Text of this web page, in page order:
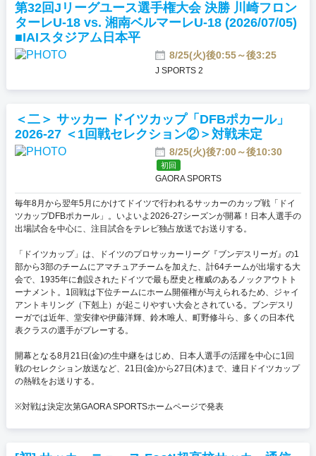
第32回Jリーグユース選手権大会 決勝 川崎フロン
ターレU-18 vs. 湘南ベルマーレU-18 (2026/07/05)
■IAIスタジアム日本平
8/25(火)後0:55～後3:25
J SPORTS 2
＜二＞ サッカー ドイツカップ「DFBポカール」
2026-27 ＜1回戦セレクション②＞対戦未定
8/25(火)後7:00～後10:30
初回
GAORA SPORTS
毎年8月から翌年5月にかけてドイツで行われるサッカーのカップ戦「ドイ
ツカップDFBポカール」。いよいよ2026-27シーズンが開幕！日本人選手の
出場試合を中心に、注目試合をテレビ独占放送でお送りする。
「ドイツカップ」は、ドイツのプロサッカーリーグ『ブンデスリーガ』の1
部から3部のチームにアマチュアチームを加えた、計64チームが出場する大
会で、1935年に創設されたドイツで最も歴史と権威のあるノックアウトト
ーナメント。1回戦は下位チームにホーム開催権が与えられるため、ジャイ
アントキリング（下剋上）が起こりやすい大会とされている。ブンデスリ
ーガでは近年、堂安律や伊藤洋輝、鈴木唯人、町野修斗ら、多くの日本代
表クラスの選手がプレーする。
開幕となる8月21日(金)の生中継をはじめ、日本人選手の活躍を中心に1回
戦のセレクション放送など、21日(金)から27日(木)まで、連日ドイツカップ
の熱戦をお送りする。
※対戦は決定次第GAORA SPORTSホームページで発表